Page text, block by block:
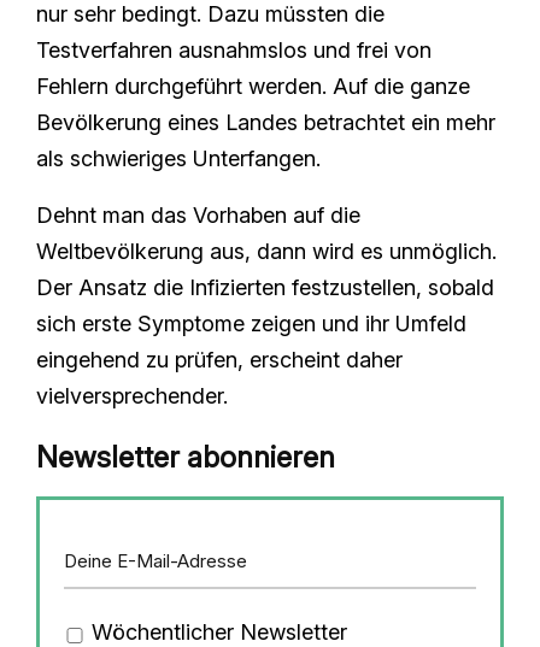
nur sehr bedingt. Dazu müssten die
Testverfahren ausnahmslos und frei von
Fehlern durchgeführt werden. Auf die ganze
Bevölkerung eines Landes betrachtet ein mehr
als schwieriges Unterfangen.
Dehnt man das Vorhaben auf die
Weltbevölkerung aus, dann wird es unmöglich.
Der Ansatz die Infizierten festzustellen, sobald
sich erste Symptome zeigen und ihr Umfeld
eingehend zu prüfen, erscheint daher
vielversprechender.
Newsletter abonnieren
Wöchentlicher Newsletter